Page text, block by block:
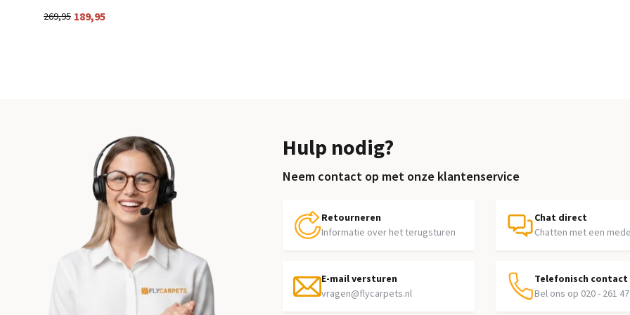
269,95 189,95
Hulp nodig?
Neem contact op met onze klantenservice
Retourneren
Informatie over het terugsturen
Chat direct
Chatten met een
E-mail versturen
vragen@flycarpets.nl
Telefonisch contact
Bel ons op 020 - 261